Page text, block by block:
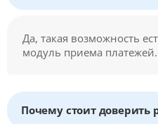
Да, такая возможность
модуль приема платежей.
Почему стоит доверить